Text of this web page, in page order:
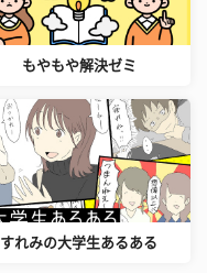
もやもや解決ゼミ
すれみの大学生あるある